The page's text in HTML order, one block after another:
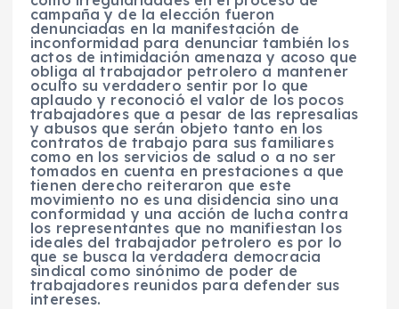
campaña y de la elección fueron
denunciadas en la manifestación de
inconformidad para denunciar también los
actos de intimidación amenaza y acoso que
obliga al trabajador petrolero a mantener
oculto su verdadero sentir por lo que
aplaudo y reconoció el valor de los pocos
trabajadores que a pesar de las represalias
y abusos que serán objeto tanto en los
contratos de trabajo para sus familiares
como en los servicios de salud o a no ser
tomados en cuenta en prestaciones a que
tienen derecho reiteraron que este
movimiento no es una disidencia sino una
conformidad y una acción de lucha contra
los representantes que no manifiestan los
ideales del trabajador petrolero es por lo
que se busca la verdadera democracia
sindical como sinónimo de poder de
trabajadores reunidos para defender sus
intereses.